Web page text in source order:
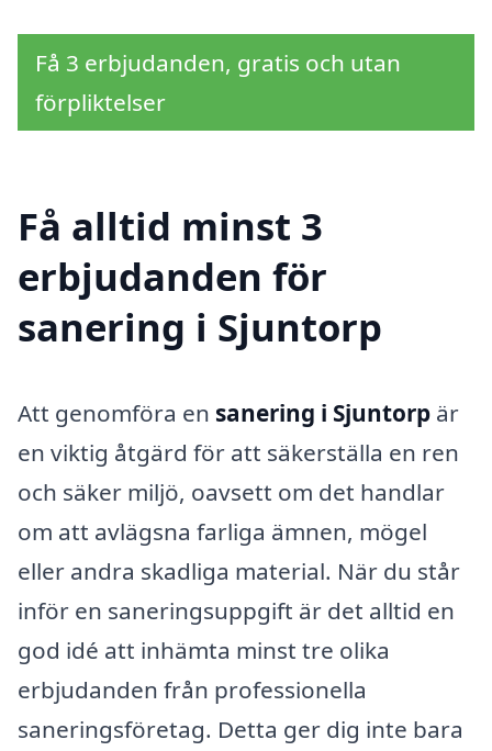
Få 3 erbjudanden, gratis och utan
förpliktelser
Få alltid minst 3
erbjudanden för
sanering i Sjuntorp
Att genomföra en sanering i Sjuntorp är
en viktig åtgärd för att säkerställa en ren
och säker miljö, oavsett om det handlar
om att avlägsna farliga ämnen, mögel
eller andra skadliga material. När du står
inför en saneringsuppgift är det alltid en
god idé att inhämta minst tre olika
erbjudanden från professionella
saneringsföretag. Detta ger dig inte bara